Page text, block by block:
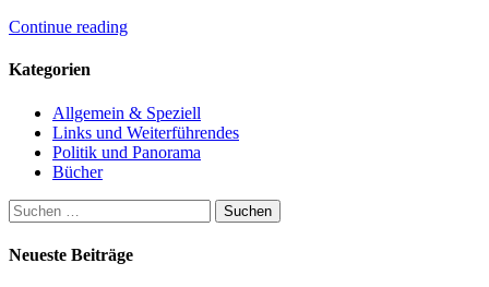
Continue reading
Kategorien
Allgemein & Speziell
Links und Weiterführendes
Politik und Panorama
Bücher
Suchen
nach:
Neueste Beiträge